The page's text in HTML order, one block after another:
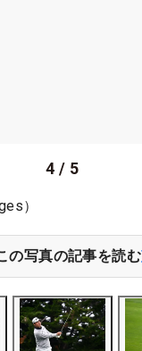
4 / 5
）
の写真の記事を読む